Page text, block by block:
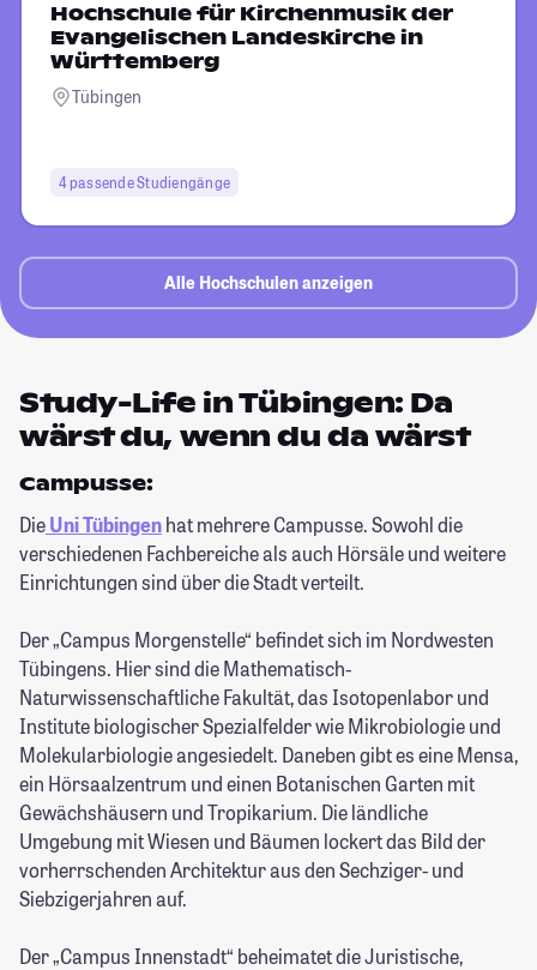
Hochschule für Kirchenmusik der
Evangelischen Landeskirche in
Württemberg
Tübingen
4 passende Studiengänge
Alle Hochschulen anzeigen
Study-Life in Tübingen: Da
wärst du, wenn du da wärst
Campusse:
DieUni Tübingenhat mehrere Campusse. Sowohl die
verschiedenen Fachbereiche als auch Hörsäle und weitere
Einrichtungen sind über die Stadt verteilt.
Der „Campus Morgenstelle“ befindet sich im Nordwesten
Tübingens. Hier sind die Mathematisch-
Naturwissenschaftliche Fakultät, das Isotopenlabor und
Institute biologischer Spezialfelder wie Mikrobiologie und
Molekularbiologie angesiedelt. Daneben gibt es eine Mensa,
ein Hörsaalzentrum und einen Botanischen Garten mit
Gewächshäusern und Tropikarium. Die ländliche
Umgebung mit Wiesen und Bäumen lockert das Bild der
vorherrschenden Architektur aus den Sechziger- und
Siebzigerjahren auf.
Der „Campus Innenstadt“ beheimatet die Juristische,